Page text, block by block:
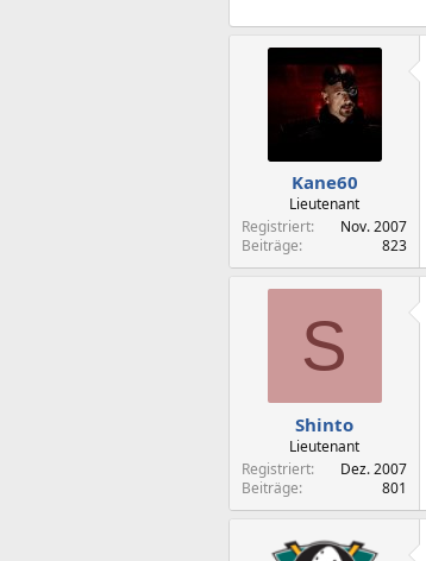
Kane60
Lieutenant
Registriert
Nov. 2007
Beiträge
823
S
Shinto
Lieutenant
Registriert
Dez. 2007
Beiträge
801